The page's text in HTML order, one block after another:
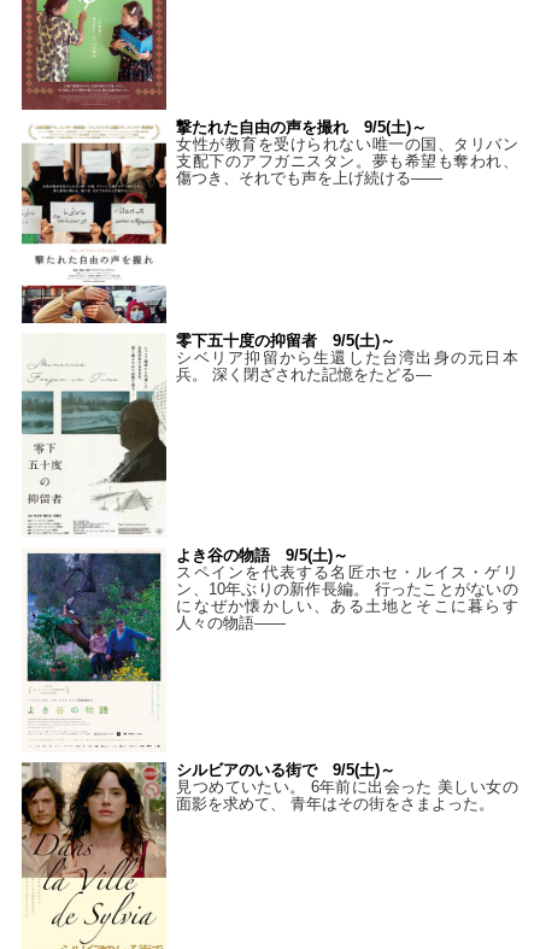
撃たれた自由の声を撮れ 9/5(土)～
女性が教育を受けられない唯一の国、タリバン
支配下のアフガニスタン。夢も希望も奪われ、
傷つき、それでも声を上げ続ける——
零下五十度の抑留者 9/5(土)～
シベリア抑留から生還した台湾出身の元日本
兵。 深く閉ざされた記憶をたどる—
よき谷の物語 9/5(土)～
スペインを代表する名匠ホセ・ルイス・ゲリ
ン、10年ぶりの新作長編。 行ったことがないの
になぜか懐かしい、ある土地とそこに暮らす
人々の物語――
シルビアのいる街で 9/5(土)～
見つめていたい。 6年前に出会った 美しい女の
面影を求めて、 青年はその街をさまよった。